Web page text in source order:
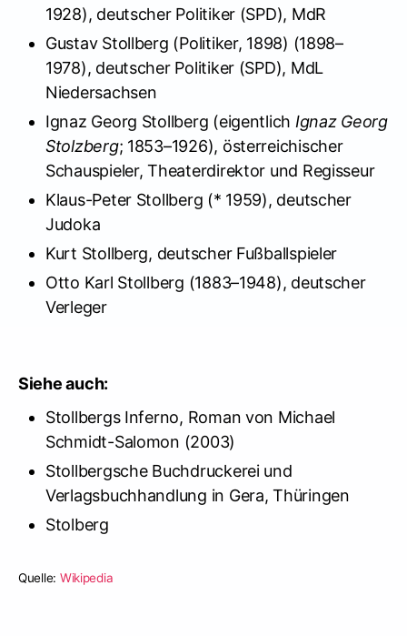
1928), deutscher Politiker (SPD), MdR
Gustav Stollberg (Politiker, 1898) (1898–
1978), deutscher Politiker (SPD), MdL
Niedersachsen
Ignaz Georg Stollberg (eigentlich Ignaz Georg
Stolzberg; 1853–1926), österreichischer
Schauspieler, Theaterdirektor und Regisseur
Klaus-Peter Stollberg (* 1959), deutscher
Judoka
Kurt Stollberg, deutscher Fußballspieler
Otto Karl Stollberg (1883–1948), deutscher
Verleger
Siehe auch:
Stollbergs Inferno, Roman von Michael
Schmidt-Salomon (2003)
Stollbergsche Buchdruckerei und
Verlagsbuchhandlung in Gera, Thüringen
Stolberg
Quelle: Wikipedia